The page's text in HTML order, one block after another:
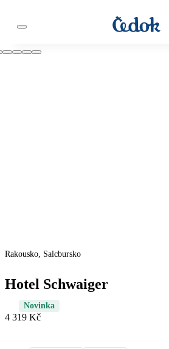
Rakousko, Salcbursko
Hotel Schwaiger
Novinka
4 319 Kč